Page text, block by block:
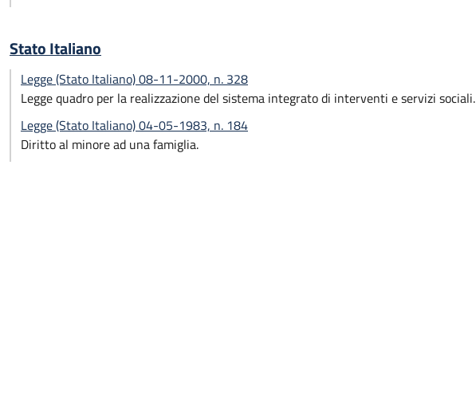
Stato Italiano
Legge (Stato Italiano) 08-11-2000, n. 328
Legge quadro per la realizzazione del sistema integrato di interventi e servizi sociali.
Legge (Stato Italiano) 04-05-1983, n. 184
Diritto al minore ad una famiglia.